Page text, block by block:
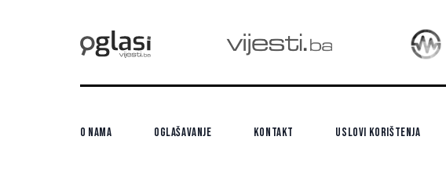
O nama Oglašavanje Kontakt Uslovi korištenja